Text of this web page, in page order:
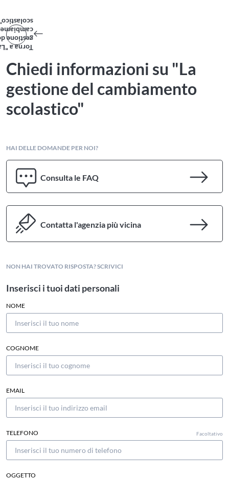
a "La
del
Chiedi informazioni su "La
gestione del cambiamento
scolastico"
NON HAI TROVATO RISPOSTA? SCRIVICI
Inserisci i tuoi dati personali
NOME
COGNOME
EMAIL
TELEFONO Facoltativo
OGGETTO
HAI DELLE DOMANDE PER NOI?
Consulta le FAQ
Contatta l'agenzia più vicina